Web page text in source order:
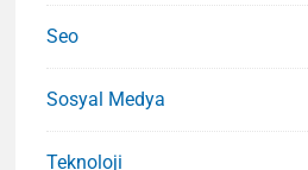
Seo
Sosyal Medya
Teknoloji